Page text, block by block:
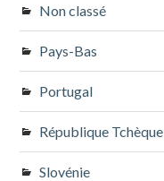
Non classé
Pays-Bas
Portugal
République Tchèque
Slovénie